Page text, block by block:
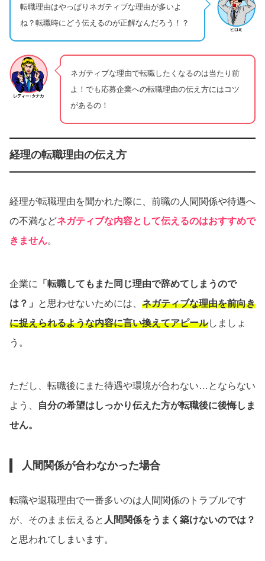
転職理由はやっぱりネガティブな理由が多いよ
ね？転職時にどう伝えるのが正解なんだろう！？
ネガティブな理由で転職したくなるのは当たり前
よ！でも応募企業への転職理由の伝え方にはコツ
があるの！
経理の転職理由の伝え方
経理が転職理由を聞かれた際に、前職の人間関係や待遇へ
の不満などネガティブな内容として伝えるのはおすすめで
きません。
企業に
「転職してもまた同じ理由で辞めてしまうので
は？」
と思わせないためには、 ネガティブな理由を前向き
に捉えられるような内容に言い換えてアピールしましょ
う。
ただし、転職後にまた待遇や環境が合わない…とならない
よう、
自分の希望はしっかり伝えた方が転職後に後悔しま
せん。
人間関係が合わなかった場合
転職や退職理由で一番多いのは人間関係のトラブルです
が、そのまま伝えると 人間関係をうまく築けないのでは？
と思われてしまいます。